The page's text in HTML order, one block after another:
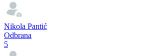
Nikola Pantić
Odbrana
5